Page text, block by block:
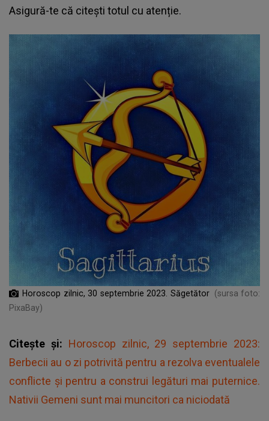
Asigură-te că citești totul cu atenție.
Horoscop zilnic, 30 septembrie 2023. Săgetător (sursa foto:
PixaBay)
Citește și: Horoscop zilnic, 29 septembrie 2023:
Berbecii au o zi potrivită pentru a rezolva eventualele
conflicte și pentru a construi legături mai puternice.
Nativii Gemeni sunt mai muncitori ca niciodată